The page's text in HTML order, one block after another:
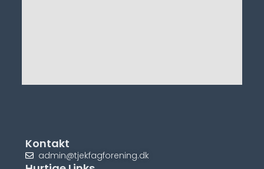
Kontakt
admin@tjekfagforening.dk